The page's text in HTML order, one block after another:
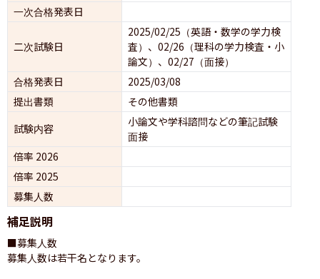
一次合格発表日
二次試験日
2025/02/25（英語・数学の学力検
査）、02/26（理科の学力検査・小
論文）、02/27（面接）
合格発表日
2025/03/08
提出書類
その他書類
試験内容
小論文や学科諮問などの筆記試験
面接
倍率 2026
倍率 2025
募集人数
補足説明
■募集人数
募集人数は若干名となります。